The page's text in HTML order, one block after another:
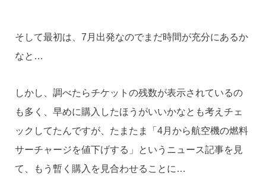
そして最初は、7月出発なのでまだ時間が充分にあるか
なと…
しかし、調べたらチケットの残数が表示されているの
も多く、早めに購入したほうがいいかなとも考えチェ
ックしてたんですが、たまたま「4月から航空機の燃料
サーチャージを値下げする」というニュース記事を見
て、もう暫く購入を見合わせることに…